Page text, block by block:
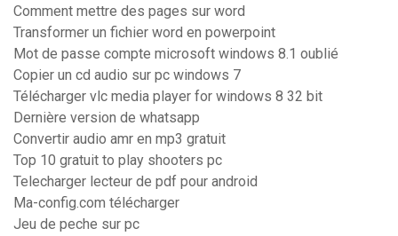
Comment mettre des pages sur word
Transformer un fichier word en powerpoint
Mot de passe compte microsoft windows 8.1 oublié
Copier un cd audio sur pc windows 7
Télécharger vlc media player for windows 8 32 bit
Dernière version de whatsapp
Convertir audio amr en mp3 gratuit
Top 10 gratuit to play shooters pc
Telecharger lecteur de pdf pour android
Ma-config.com télécharger
Jeu de peche sur pc